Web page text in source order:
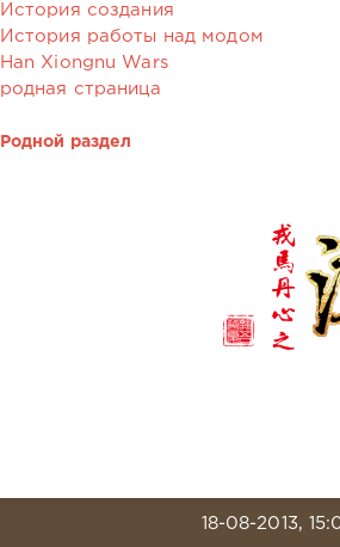
История создания
История работы над модом
Han Xiongnu Wars
родная страница
Родной раздел
18-08-2013,